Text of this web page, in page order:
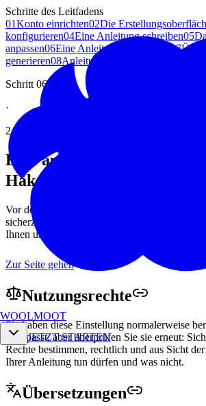
WOOLMOOT
JETZT STARTEN
Schritte des Leitfadens
01Konto einrichten02Die
konfigurieren04Eine Anleitung schreiben05
anpassen06Eine Anleitung überprüfen 07
generieren08Anleitungen verwalten
Schritt 06
·
2 Minuten Lesezeit
Eine auf Woolmoot
Häkelanleitung
Vor der endgültigen Generierung eine letzte
sicherzustellen, dass alles in Ordnung ist. Ein
Ihnen unangenehme Überraschungen erspart.
Zur Seite gehen
Nutzungsrechte
Sie haben diese Einstellung normalerweise
angepasst, aber überprüfen Sie sie erneut:
Rechte bestimmen, rechtlich und aus Sicht
Ihrer Anleitung tun dürfen und was nicht.
Übersetzungen